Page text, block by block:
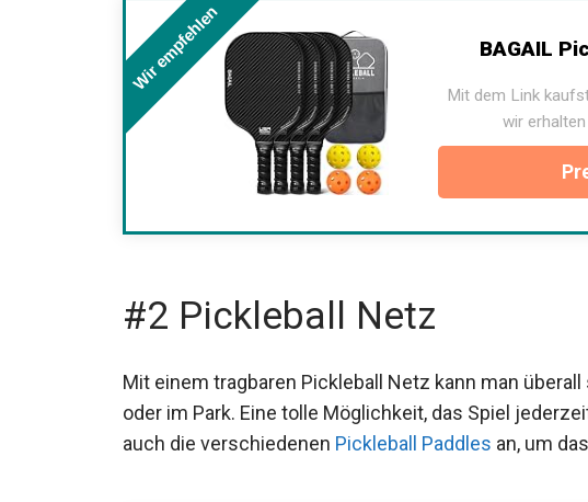
Wir empfehlen BAGAIL
Mit dem Link
wir
#2 Pickleball Netz
Mit einem tragbaren Pickleball Netz kann man
oder im Park. Eine tolle Möglichkeit, das Spiel
auch die verschiedenen Pickleball Paddles an, um